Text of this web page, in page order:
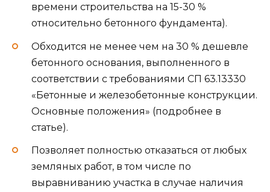
времени строительства на 15-30 %
относительно бетонного фундамента).
Обходится не менее чем на 30 % дешевле
бетонного основания, выполненного в
соответствии с требованиями СП 63.13330
«Бетонные и железобетонные конструкции.
Основные положения» (подробнее в
статье).
Позволяет полностью отказаться от любых
земляных работ, в том числе по
выравниванию участка в случае наличия